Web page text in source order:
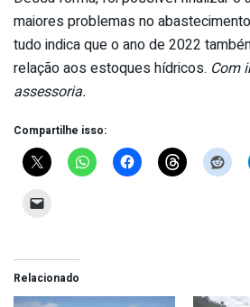
maiores problemas no
tudo indica que o ano de 2022
relação aos estoques hídricos. Com
assessoria.
Compartilhe isso:
Relacionado